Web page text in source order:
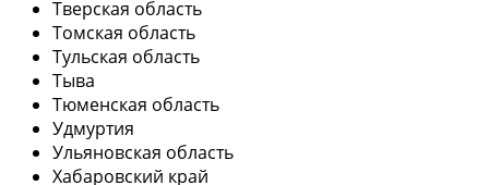
Тверская область
Томская область
Тульская область
Тыва
Тюменская область
Удмуртия
Ульяновская область
Хабаровский край